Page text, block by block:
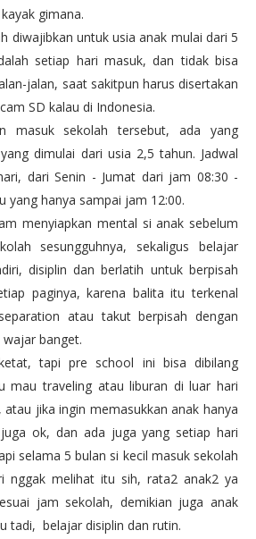
gimana.
diwajibkan untuk usia anak mulai dari 5
setiap hari masuk, dan tidak bisa
jalan, saat sakitpun harus disertakan
SD kalau di Indonesia.
masuk sekolah tersebut, ada yang
dimulai dari usia 2,5 tahun. Jadwal
dari Senin - Jumat dari jam 08:30 -
yang hanya sampai jam 12:00.
menyiapkan mental si anak sebelum
sesungguhnya, sekaligus belajar
disiplin dan berlatih untuk berpisah
paginya, karena balita itu terkenal
atau takut berpisah dengan
banget.
tapi pre school ini bisa dibilang
mau traveling atau liburan di luar hari
atau jika ingin memasukkan anak hanya
ok, dan ada juga yang setiap hari
selama 5 bulan si kecil masuk sekolah
nggak melihat itu sih, rata2 anak2 ya
jam sekolah, demikian juga anak
tadi, belajar disiplin dan rutin.